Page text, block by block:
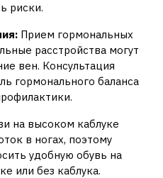
риски.
Прием гормональных
расстройства могут
вен. Консультация
гормонального баланса
на высоком каблуке
в ногах, поэтому
удобную обувь на
или без каблука.